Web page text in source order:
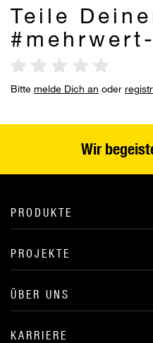
Teile
Bitte melde Dich an oder
Wir
PRODUKTE
PROJEKTE
ÜBER UNS
KARRIERE